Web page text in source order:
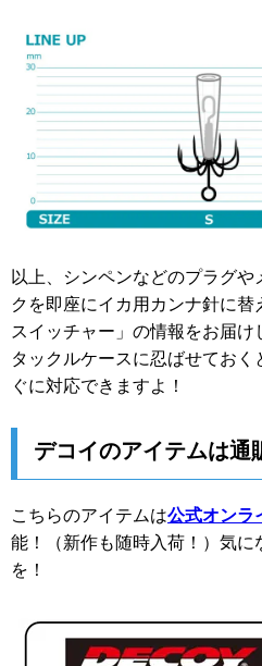
以上、シンペンなどのプラグ
クを即座にイカ用カンナ針に
スイッチャー」の情報をお届け
タックルケースに忍ばせてお
ぐに対応できますよ！
デコイのアイテムは通
こちらのアイテムは公式オンラ
能！（新作も随時入荷！）気に
を！